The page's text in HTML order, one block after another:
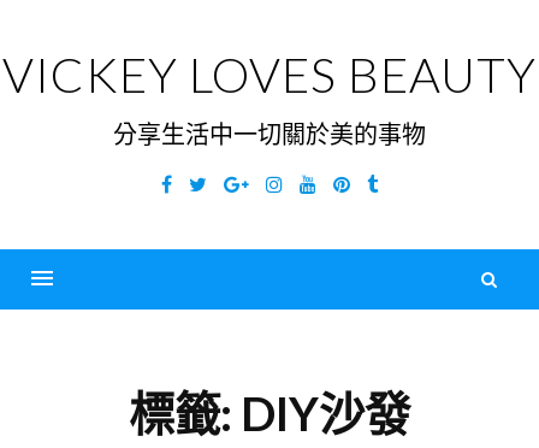
content
VICKEY LOVES BEAUTY
分享生活中一切關於美的事物
Facebook
TwitterGoogleInstagramYouTubePinterest
Tumblr
標籤: DIY沙發